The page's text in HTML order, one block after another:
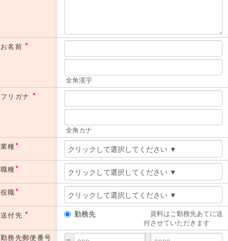
お名前*
全角漢字
フリガナ *
全角カナ
業種*
職種*
役職*
送付先* 勤務先
資料はご勤務先あてに送
付させていただきます
勤務先郵便番号